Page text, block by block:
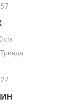
cм.
Триада